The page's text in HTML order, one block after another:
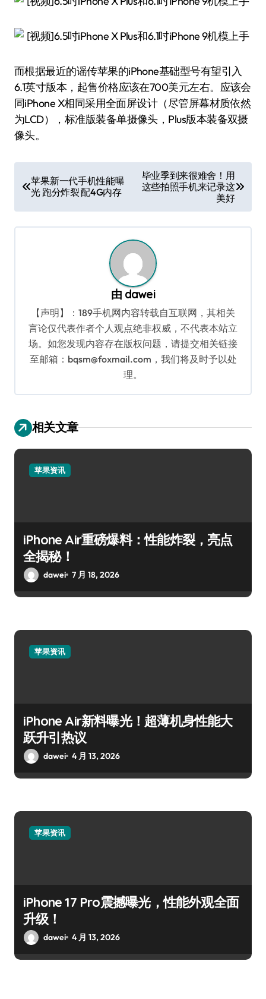
而根据最近的谣传苹果的iPhone基础型号有望引入
6.1英寸版本，起售价格应该在700美元左右。应该会
同iPhone X相同采用全面屏设计（尽管屏幕材质依然
为LCD），标准版装备单摄像头，Plus版本装备双摄
像头。
章
导
航
苹果新一代手机性能曝
光 跑分炸裂 配4G内存
毕业季到来很难舍！用
这些拍照手机来记录这
美好
由 dawei
【声明】：189手机网内容转载自互联网，其相关
言论仅代表作者个人观点绝非权威，不代表本站立
场。如您发现内容存在版权问题，请提交相关链接
至邮箱：bqsm@foxmail.com，我们将及时予以处
理。
相关文章
苹果资讯
iPhone Air重磅爆料：性能炸裂，亮点
全揭秘！
dawei 7 月 18, 2026
苹果资讯
iPhone Air新料曝光！超薄机身性能大
跃升引热议
dawei 4 月 13, 2026
苹果资讯
iPhone 17 Pro震撼曝光，性能外观全面
升级！
dawei 4 月 13, 2026